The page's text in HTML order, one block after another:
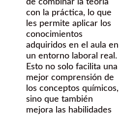
de combinar la teoría
con la práctica, lo que
les permite aplicar los
conocimientos
adquiridos en el aula en
un entorno laboral real.
Esto no solo facilita una
mejor comprensión de
los conceptos químicos,
sino que también
mejora las habilidades